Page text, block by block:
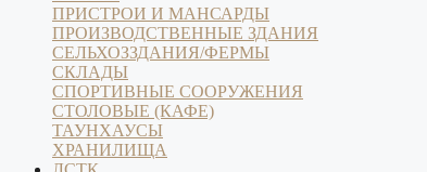
ПРИСТРОИ И МАНСАРДЫ
ПРОИЗВОДСТВЕННЫЕ ЗДАНИЯ
СЕЛЬХОЗЗДАНИЯ/ФЕРМЫ
СКЛАДЫ
СПОРТИВНЫЕ СООРУЖЕНИЯ
СТОЛОВЫЕ (КАФЕ)
ТАУНХАУСЫ
ХРАНИЛИЩА